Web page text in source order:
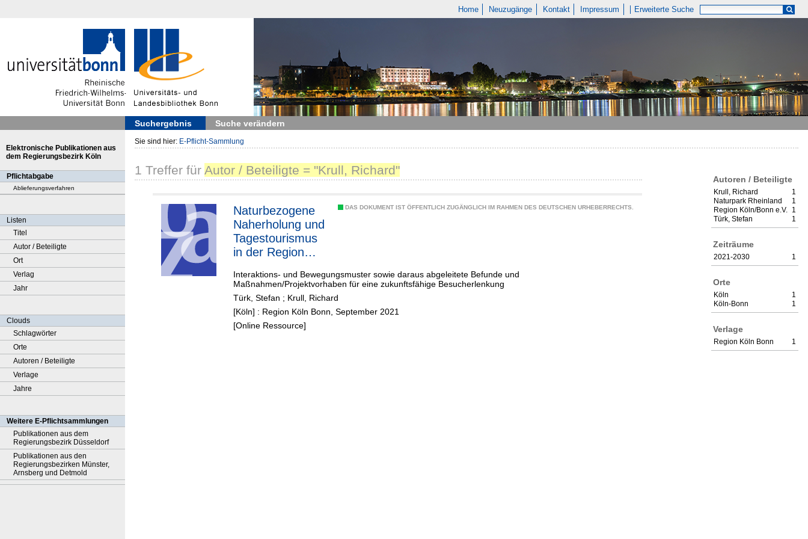
Home Neuzugänge Kontakt Impressum Erweiterte Suche
Suchergebnis Suche verändern
Elektronische Publikationen aus
dem Regierungsbezirk Köln
Pflichtabgabe
Ablieferungsverfahren
Listen
Titel
Autor / Beteiligte
Ort
Verlag
Jahr
Clouds
Schlagwörter
Orte
Autoren / Beteiligte
Verlage
Jahre
Weitere E-Pflichtsammlungen
Publikationen aus dem
Regierungsbezirk Düsseldorf
Publikationen aus den
Regierungsbezirken Münster,
Arnsberg und Detmold
Sie sind hier: E-Pflicht-Sammlung
Autoren / Beteiligte
1
Krull, Richard
1
Naturpark Rheinland
1
Region Köln/Bonn e.V.
1
Türk, Stefan
Zeiträume
1
2021-2030
Orte
1
Köln
1
Köln-Bonn
Verlage
1
Region Köln Bonn
1 Treffer für Autor / Beteiligte = "Krull, Richard"
DAS DOKUMENT IST ÖFFENTLICH ZUGÄNGLICH IM RAHMEN DES DEUTSCHEN URHEBERRECHTS.
Naturbezogene
Naherholung und
Tagestourismus
in der Region
(insbesondere im
Hinblick auf das
durch die
Corona-
Interaktions- und Bewegungsmuster sowie daraus abgeleitete Befunde und
Maßnahmen/Projektvorhaben für eine zukunftsfähige Besucherlenkung
Türk, Stefan ; Krull, Richard
[Köln] : Region Köln Bonn, September 2021
[Online Ressource]